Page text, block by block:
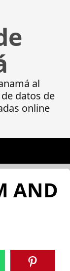
al
datos de
online
AND